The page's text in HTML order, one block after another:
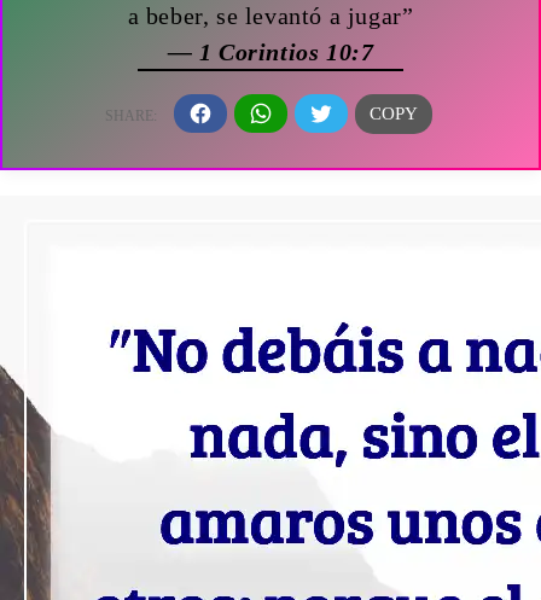
a beber, se levantó a jugar”
— 1 Corintios 10:7